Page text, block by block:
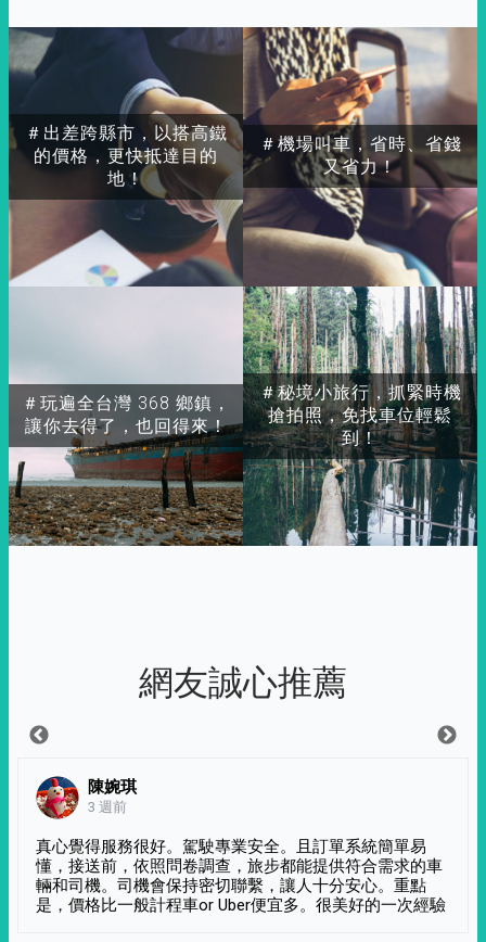
＃出差跨縣市，以搭高鐵
的價格，更快抵達目的
地！
＃玩遍全台灣 368 鄉鎮，
讓你去得了，也回得來！
＃秘境小旅行，抓緊時機
搶拍照，免找車位輕鬆
到！
＃機場叫車，省時、省錢
又省力！
網友誠心推薦
陳婉琪
3 週前
真心覺得服務很好。駕駛專業安全。且訂單系統簡單易
懂，接送前，依照問卷調查，旅步都能提供符合需求的車
輛和司機。司機會保持密切聯繫，讓人十分安心。重點
是，價格比一般計程車or Uber便宜多。很美好的一次經驗